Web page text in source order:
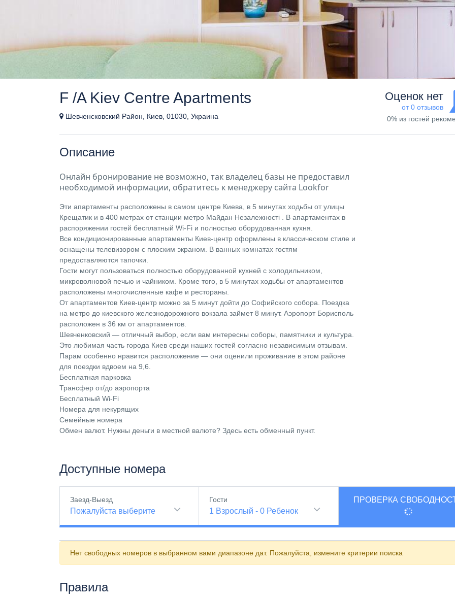
F /A Kiev Centre Apartments
Шевченсковский Район, Киев, 01030, Украина
Оценок нет
от 0 отзывов
0% из гостей
Описание
Онлайн бронирование не возможно, так владелец базы не предоставил
необходимой информации, обратитесь к менеджеру сайта Lookfor
Эти апартаменты расположены в самом центре Киева, в 5 минутах ходьбы от улицы
Крещатик и в 400 метрах от станции метро Майдан Незалежності . В апартаментах в
распоряжении гостей бесплатный Wi-Fi и полностью оборудованная кухня.
Все кондиционированные апартаменты Киев-центр оформлены в классическом стиле и
оснащены телевизором с плоским экраном. В ванных комнатах гостям
предоставляются тапочки.
Гости могут пользоваться полностью оборудованной кухней с холодильником,
микроволновой печью и чайником. Кроме того, в 5 минутах ходьбы от апартаментов
расположены многочисленные кафе и рестораны.
От апартаментов Киев-центр можно за 5 минут дойти до Софийского собора. Поездка
на метро до киевского железнодорожного вокзала займет 8 минут. Аэропорт Борисполь
расположен в 36 км от апартаментов.
Шевченковский — отличный выбор, если вам интересны соборы, памятники и культура.
Это любимая часть города Киев среди наших гостей согласно независимым отзывам.
Парам особенно нравится расположение — они оценили проживание в этом районе
для поездки вдвоем на 9,6.
Бесплатная парковка
Трансфер от/до аэропорта
Бесплатный Wi-Fi
Номера для некурящих
Семейные номера
Обмен валют. Нужны деньги в местной валюте? Здесь есть обменный пункт.
Доступные номера
Заезд-Выезд
Пожалуйста выберите
Гости
1 Взрослый -0 Ребенок
ПРОВЕРКА
Нет свободных номеров в выбранном вами диапазоне дат. Пожалуйста, измените критерии поиска
Правила